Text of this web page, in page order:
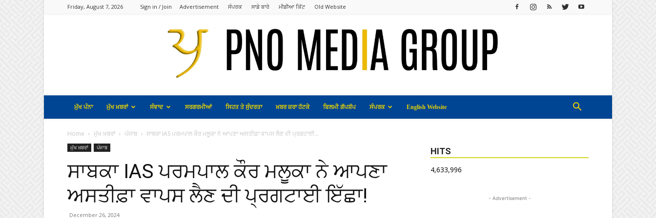
Friday, August 7, 2026 Sign in / Join Advertisement ਸੰਪਰਕ ਸਾਡੇ ਬਾਰੇ ਮੀਡੀਆ ਕਿੱਟ Old Website
ਮੁੱਖ ਪੰਨਾ ਮੁੱਖ ਖ਼ਬਰਾਂ ਸੰਵਾਦ ਸਰਗਰਮੀਆਂ ਸਿਹਤ ਤੇ ਸੁੰਦਰਤਾ ਖ਼ਬਰ ਜ਼ਰਾ ਹੱਟਕੇ ਫਿਲਮੀ ਗੱਪਸ਼ੱਪ ਸੰਪਰਕ English Website
Home ਮੁੱਖ ਖ਼ਬਰਾਂ ਪੰਜਾਬ ਸਾਬਕਾ IAS ਪਰਮਪਾਲ ਕੌਰ ਮਲੂਕਾ ਨੇ ਆਪਣਾ ਅਸਤੀਫ਼ਾ ਵਾਪਸ ਲੈਣ ਦੀ ਪ੍ਰਗਟਾਈ...
ਮੁੱਖ ਖ਼ਬਰਾਂ ਪੰਜਾਬ
ਸਾਬਕਾ IAS ਪਰਮਪਾਲ ਕੌਰ ਮਲੂਕਾ ਨੇ ਆਪਣਾ
ਅਸਤੀਫ਼ਾ ਵਾਪਸ ਲੈਣ ਦੀ ਪ੍ਰਗਟਾਈ ਇੱਛਾ!
December 26, 2024
HITS
4,633,996
- Advertisement -